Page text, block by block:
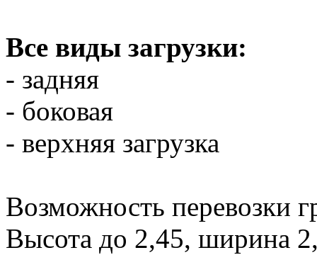
Все виды загрузки:
- задняя
- боковая
- верхняя загрузка
Возможность перевозки
Высота до 2,45, ширина